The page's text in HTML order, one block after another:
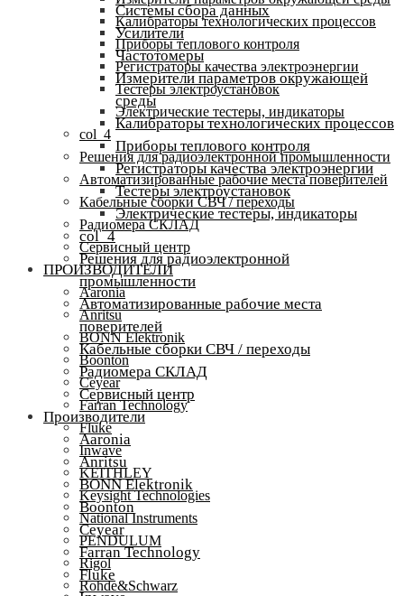
Калибраторы технологических процессов
Приборы теплового контроля
Регистраторы качества электроэнергии
Тестеры электроустановок
Электрические тестеры, индикаторы
col_4
Решения для радиоэлектронной промышленности
Автоматизированные рабочие места поверителей
Кабельные сборки СВЧ / переходы
Радиомера СКЛАД
Сервисный центр
ПРОИЗВОДИТЕЛИ
Aaronia
Anritsu
BONN Elektronik
Boonton
Ceyear
Farran Technology
Fluke
Inwave
KEITHLEY
Keysight Technologies
National Instruments
PENDULUM
Rigol
Rohde&Schwarz
Системы сбора данных
Усилители
Частотомеры
Измерители параметров окружающей
среды
Калибраторы технологических процессов
Приборы теплового контроля
Регистраторы качества электроэнергии
Тестеры электроустановок
Электрические тестеры, индикаторы
col_4
Решения для радиоэлектронной
промышленности
Автоматизированные рабочие места
поверителей
Кабельные сборки СВЧ / переходы
Радиомера СКЛАД
Сервисный центр
Производители
Aaronia
Anritsu
BONN Elektronik
Boonton
Ceyear
Farran Technology
Fluke